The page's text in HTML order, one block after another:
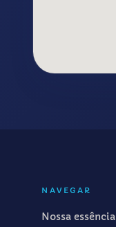
NAVEGAR
Nossa essência